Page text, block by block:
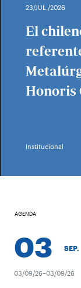
23/JUL./2026
El
Honoris
Institucional
AGENDA
03 SEP.
03/09/26–03/09/26